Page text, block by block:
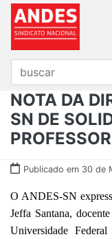
NOTA DA
SN DE
Publicado em 30 de
O ANDES-SN
Jeffa Santana,
Universidade